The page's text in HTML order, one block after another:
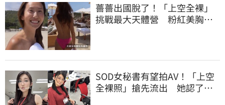
薔薔出國脫了！「上空全裸」
挑戰最大天體營 粉紅美胸被
SOD女秘書有望拍AV！「上空
全裸照」搶先流出 她認了：